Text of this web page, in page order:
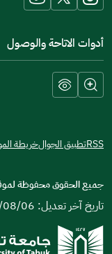
أدوات الاتاحة والوصول
RSSتطبيق الجوالخريطة
جميع الحقوق محفوظة
تاريخ آخر تعديل: 2026/08/06